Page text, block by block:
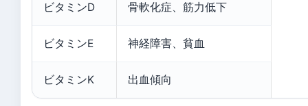
ビタミンD 骨軟化症、筋力低下
ビタミンE 神経障害、貧血
ビタミンK 出血傾向